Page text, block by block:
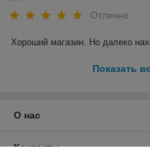
Отлично
Хороший магазин. Но далеко
Показать
О нас
Контакты